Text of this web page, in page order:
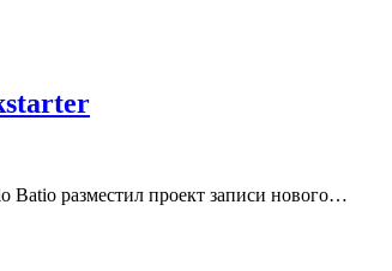
Batio разместил проект записи нового…